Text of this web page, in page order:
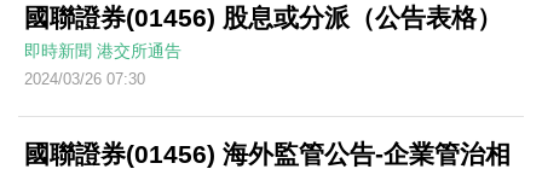
國聯證券(01456) 股息或分派（公告表格）
即時新聞 港交所通告
2024/03/26 07:30
國聯證券(01456) 海外監管公告-企業管治相